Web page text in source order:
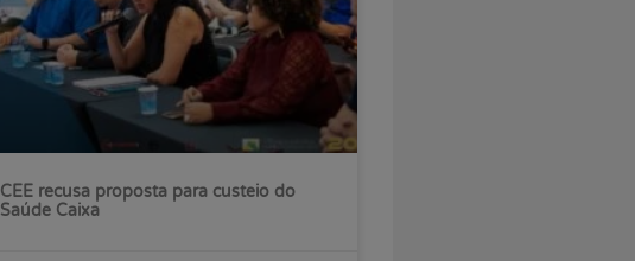
CEE recusa proposta para custeio do
Saúde Caixa